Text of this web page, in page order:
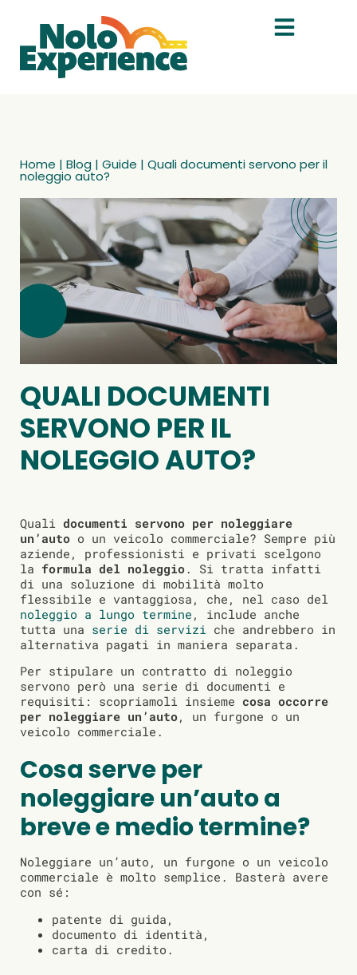
Home | Blog | Guide | Quali documenti servono per il
noleggio auto?
QUALI DOCUMENTI
SERVONO PER IL
NOLEGGIO AUTO?
Quali documenti servono per noleggiare
un’auto o un veicolo commerciale? Sempre più
aziende, professionisti e privati scelgono
la formula del noleggio. Si tratta infatti
di una soluzione di mobilità molto
flessibile e vantaggiosa, che, nel caso del
noleggio a lungo termine , include anche
tutta una serie di servizi che andrebbero in
alternativa pagati in maniera separata.
Per stipulare un contratto di noleggio
servono però una serie di documenti e
requisiti: scopriamoli insieme cosa occorre
per noleggiare un’auto, un furgone o un
veicolo commerciale.
Cosa serve per
noleggiare un’auto a
breve e medio termine?
Noleggiare un’auto, un furgone o un veicolo
commerciale è molto semplice. Basterà avere
con sé:
patente di guida,
documento di identità,
carta di credito.